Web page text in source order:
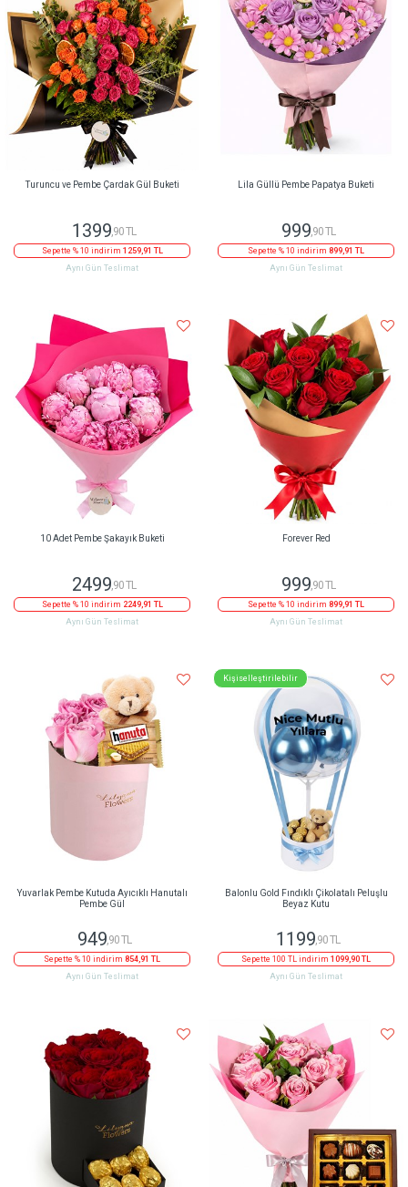
Turuncu ve Pembe Çardak Gül Buketi
1399 ,90 TL
Sepette % 10 indirim 1259,91 TL
Aynı Gün Teslimat
Lila Güllü Pembe Papatya Buketi
999,90 TL
Sepette % 10 indirim 899,91 TL
Aynı Gün Teslimat
10 Adet Pembe Şakayık Buketi
2499,90 TL
Sepette % 10 indirim 2249,91 TL
Aynı Gün Teslimat
Forever Red
999,90 TL
Sepette % 10 indirim 899,91 TL
Aynı Gün Teslimat
Yuvarlak Pembe Kutuda Ayıcıklı Hanutalı
Pembe Gül
949,90 TL
Sepette % 10 indirim 854,91 TL
Aynı Gün Teslimat
Kişiselleştirilebilir
Balonlu Gold Fındıklı Çikolatalı Peluşlu
Beyaz Kutu
1199 ,90 TL
Sepette 100 TL indirim 1099,90 TL
Aynı Gün Teslimat